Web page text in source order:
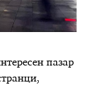
пазар